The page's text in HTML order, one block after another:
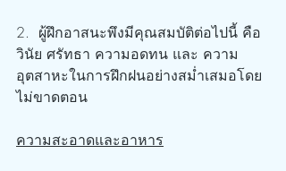
2.  ผู้ฝึกอาสนะพึงมีคุณสมบัติต่อไปนี้ คือ
วินัย ศรัทธา ความอดทน และ ความ
อุตสาหะในการฝึกฝนอย่างสม่ำเสมอโดย
ไม่ขาดตอน
ความสะอาดและอาหาร